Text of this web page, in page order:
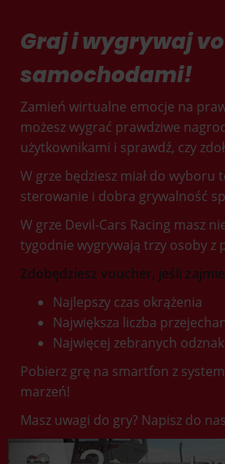
Graj i wygrywaj
samochodami!
Zamień wirtualne emocje na
możesz wygrać prawdziwe
użytkownikami i sprawdź, czy
W grze będziesz miał do
sterowanie i dobra grywalność
W grze Devil-Cars Racing masz
tygodnie wygrywają trzy osoby z
Zdobędziesz voucher, jeśli
Najlepszy czas okrążenia
Największa liczba
Najwięcej zebranych
Pobierz grę na smartfon z
marzeń!
Masz uwagi do gry? Napisz do
Previous